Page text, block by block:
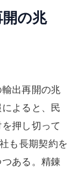
の兆
出再開の兆
よると、民
押し切って
も長期契約を
ある。精錬